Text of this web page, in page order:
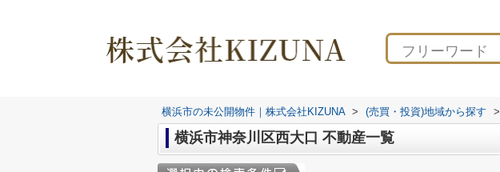
横浜市の未公開物件｜株式会社KIZUNA > (売買・投資)地域から探す >
横浜市神奈川区西大口 不動産一覧